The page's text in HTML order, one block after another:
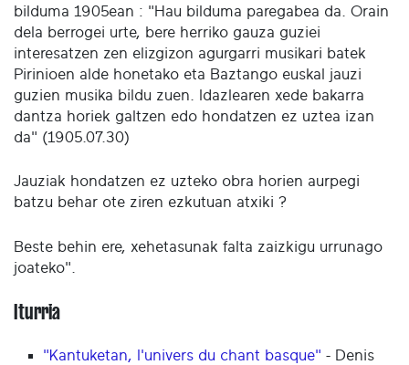
bilduma 1905ean : "Hau bilduma paregabea da. Orain
dela berrogei urte, bere herriko gauza guziei
interesatzen zen elizgizon agurgarri musikari batek
Pirinioen alde honetako eta Baztango euskal jauzi
guzien musika bildu zuen. Idazlearen xede bakarra
dantza horiek galtzen edo hondatzen ez uztea izan
da" (1905.07.30)
Jauziak hondatzen ez uzteko obra horien aurpegi
batzu behar ote ziren ezkutuan atxiki ?
Beste behin ere, xehetasunak falta zaizkigu urrunago
joateko".
Iturria
"Kantuketan, l'univers du chant basque" - Denis